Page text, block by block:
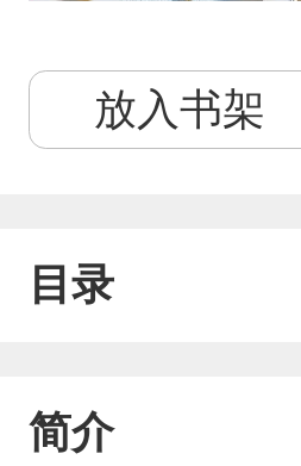
放入书架
目录
简介